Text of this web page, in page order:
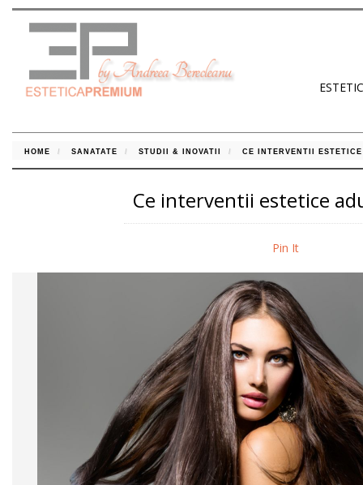
HOME SANATATE STUDII & INOVATII CE INTERVENTII
Ce interventii estetice
Pin It